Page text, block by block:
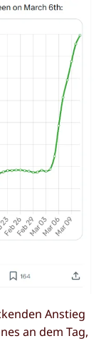
Anstieg
an dem Tag,